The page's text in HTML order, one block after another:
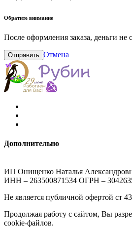
Обратите внимание
После оформления заказа, деньги не
Отправить Отмена
Дополнительно
ИП Онищенко Наталья
ИНН – 263500871534 ОГРН –
Не является публичной офертой ст
Продолжая работу с сайтом, Вы
cookie-файлов.